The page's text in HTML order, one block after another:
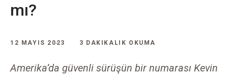
mı?
12 MAYIS 2023 3 DAKIKALIK OKUMA
Amerika’da güvenli sürüşün bir numarası Kevin